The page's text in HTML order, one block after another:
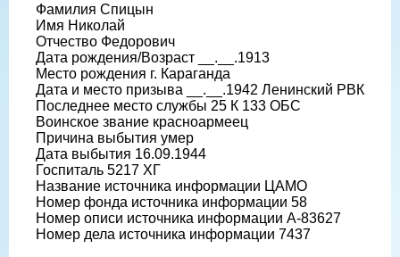
Фамилия Спицын
Имя Николай
Отчество Федорович
Дата рождения/Возраст __.__.1913
Место рождения г. Караганда
Дата и место призыва __.__.1942 Ленинский РВК
Последнее место службы 25 К 133 ОБС
Воинское звание красноармеец
Причина выбытия умер
Дата выбытия 16.09.1944
Госпиталь 5217 ХГ
Название источника информации ЦАМО
Номер фонда источника информации 58
Номер описи источника информации А-83627
Номер дела источника информации 7437